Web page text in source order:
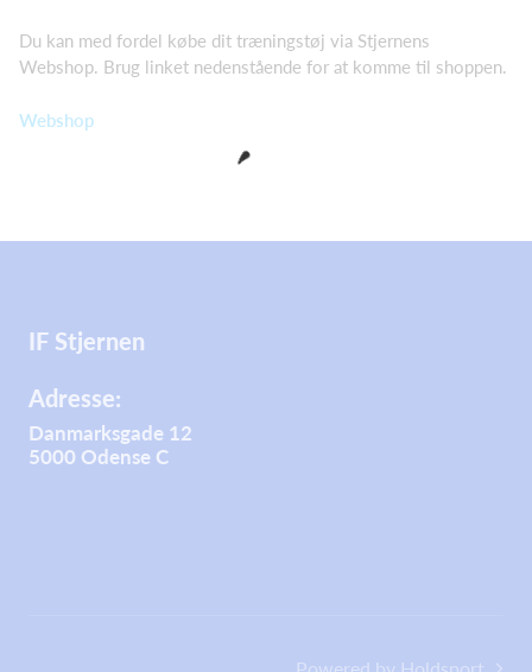
Du kan med fordel købe dit træningstøj via Stjernens
Webshop. Brug linket nedenstående for at komme til shoppen.
Webshop
IF Stjernen
Adresse:
Danmarksgade 12
5000 Odense C
Powered by Holdsport